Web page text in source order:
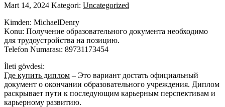
Mart 14, 2024 Kategori: Uncategorized
Kimden: MichaelDenry
Konu: Получение образовательного документа необходимо
для трудоустройства на позицию.
Telefon Numarası: 89731173454
İleti gövdesi:
Где купить диплом – Это вариант достать официальный
документ о окончании образовательного учреждения. Диплом
раскрывает пути к последующим карьерным перспективам и
карьерному развитию.